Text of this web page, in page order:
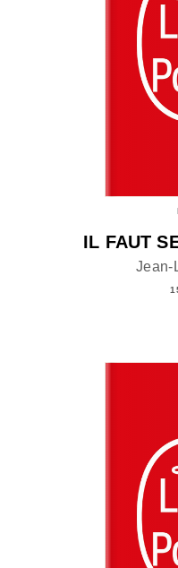
IL FAUT
Jean-